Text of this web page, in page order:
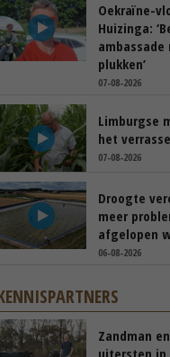
Oekraïne-
Huizinga:
plukken’
07-08-2026
Limburgse
het
07-08-2026
Droogte
meer
afgelopen
06-08-2026
Zandman
uitersten in